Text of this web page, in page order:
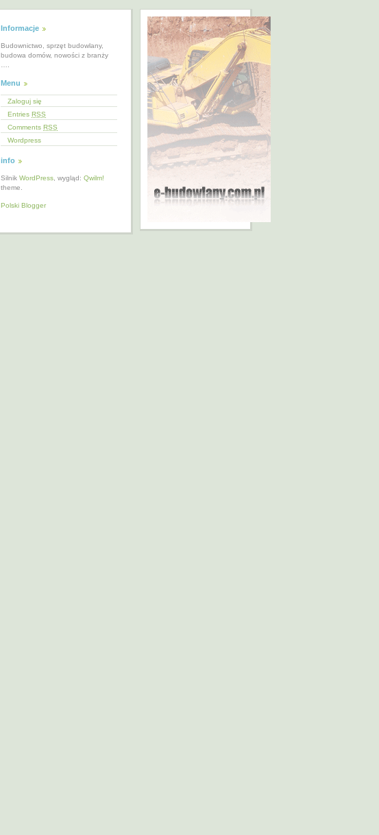
Informacje
Budownictwo, sprzęt budowlany,
budowa domów, nowości z branży
Menu
Zaloguj się
Entries RSS
Comments RSS
Wordpress
info
Silnik WordPress, wygląd: Qwilm!
theme.
Polski Blogger